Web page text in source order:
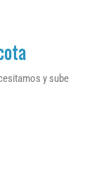
y sube